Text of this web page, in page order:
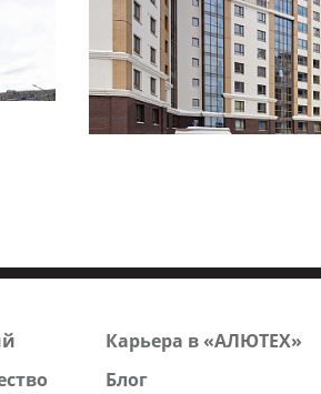
Смотреть проект
Карьера в «АЛЮТЕХ»
Блог